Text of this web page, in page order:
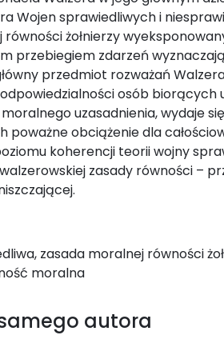
Wojen sprawiedliwych i
żołnierzy
przebiegiem zdarzeń
przedmiot rozważań
osób biorących
uzasadnienia, wydaje
poważne obciążenie dla
koherencji teorii wojny
zasady równości –
zasada moralnej równości
moralna
autora